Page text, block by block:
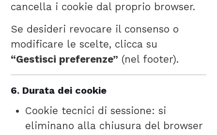
cancella i cookie dal proprio browser.
Se desideri revocare il consenso o
modificare le scelte, clicca su
“Gestisci preferenze” (nel footer).
6. Durata dei cookie
Cookie tecnici di sessione: si
eliminano alla chiusura del browser